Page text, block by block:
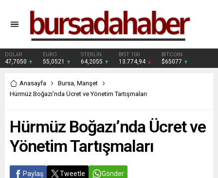
DOLAR
47,7050
EURO
55,0521
STERLİN
64,2055
BIST 100
13.774,94
BITCOIN
$65077
Anasayfa Bursa, Manşet
Hürmüz Boğazı’nda Ücret ve Yönetim Tartışmaları
Hürmüz Boğazı’nda Ücret ve
Yönetim Tartışmaları
Paylaş Tweetle Gönder